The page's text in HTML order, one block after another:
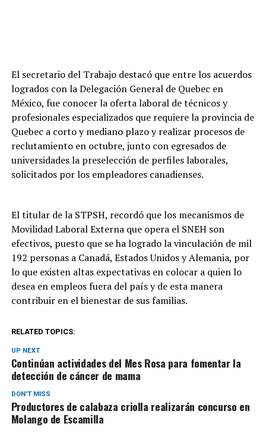
El secretario del Trabajo destacó que entre los acuerdos
logrados con la Delegación General de Quebec en
México, fue conocer la oferta laboral de técnicos y
profesionales especializados que requiere la provincia de
Quebec a corto y mediano plazo y realizar procesos de
reclutamiento en octubre, junto con egresados de
universidades la preselección de perfiles laborales,
solicitados por los empleadores canadienses.
El titular de la STPSH, recordó que los mecanismos de
Movilidad Laboral Externa que opera el SNEH son
efectivos, puesto que se ha logrado la vinculación de mil
192 personas a Canadá, Estados Unidos y Alemania, por
lo que existen altas expectativas en colocar a quien lo
desea en empleos fuera del país y de esta manera
contribuir en el bienestar de sus familias.
RELATED TOPICS:
UP NEXT
Continúan actividades del Mes Rosa para fomentar la
detección de cáncer de mama
DON'T MISS
Productores de calabaza criolla realizarán concurso en
Molango de Escamilla